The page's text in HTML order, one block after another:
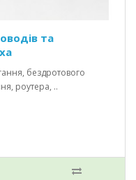
та
бездротового
роутера, ..